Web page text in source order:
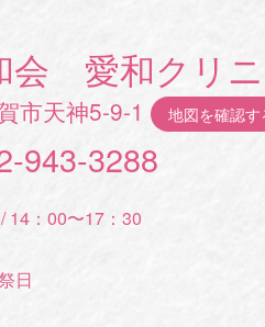
会 愛和クリ
市天神5-9-1 地図を確認す
943-3288
14：00〜17：30
日